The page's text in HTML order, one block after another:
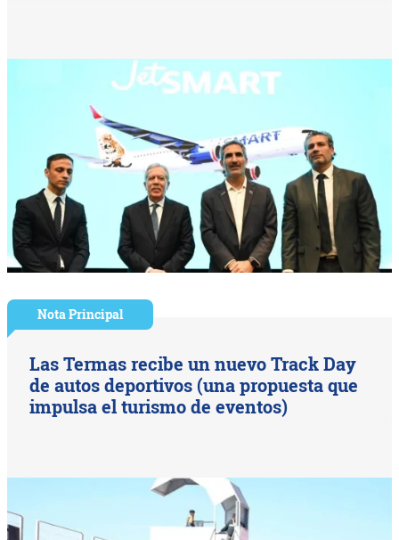
Nota Principal
Las Termas recibe un nuevo Track Day
de autos deportivos (una propuesta que
impulsa el turismo de eventos)